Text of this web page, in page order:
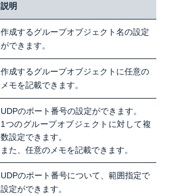
説明
作成するグループオブジェクト名の設定
ができます。
作成するグループオブジェクトに任意の
メモを記載できます。
UDPのポート番号の設定ができます。
1つのグループオブジェクトに対して複
数設定できます。
また、任意のメモを記載できます。
UDPのポート番号について、範囲指定で
設定ができます。